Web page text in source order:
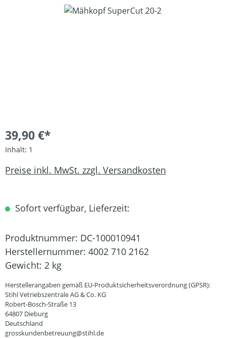
Bildergalerie überspringen
39,90 €*
Inhalt: 1
Preise inkl. MwSt. zzgl. Versandkosten
Sofort verfügbar, Lieferzeit:
Produktnummer: DC-100010941
Herstellernummer: 4002 710 2162
Gewicht: 2 kg
Herstellerangaben gemäß EU-Produktsicherheitsverordnung (GPSR):
Stihl Vetriebszentrale AG & Co. KG
Robert-Bosch-Straße 13
64807 Dieburg
Deutschland
grosskundenbetreuung@stihl.de